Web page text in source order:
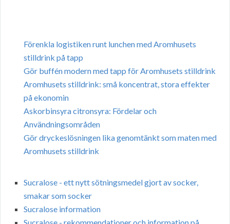
Förenkla logistiken runt lunchen med Aromhusets
stilldrink på tapp
Gör buffén modern med tapp för Aromhusets stilldrink
Aromhusets stilldrink: små koncentrat, stora effekter
på ekonomin
Askorbinsyra citronsyra: Fördelar och
Användningsområden
Gör dryckeslösningen lika genomtänkt som maten med
Aromhusets stilldrink
Sucralose - ett nytt sötningsmedel gjort av socker,
smakar som socker
Sucralose information